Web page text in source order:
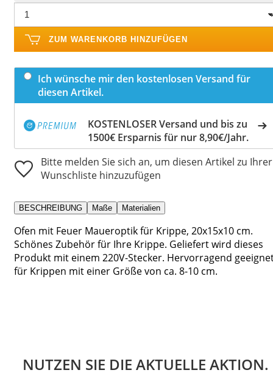
ZUM WARENKORB HINZUFÜGEN
Ich wünsche mir den kostenlosen Versand für
diesen Artikel.
KOSTENLOSER Versand und bis zu
1500€ Ersparnis für nur 8,90€/Jahr.
Bitte melden Sie sich an, um diesen Artikel zu Ihrer
Wunschliste hinzuzufügen
BESCHREIBUNG Maße Materialien
Ofen mit Feuer Maueroptik für Krippe, 20x15x10 cm.
Schönes Zubehör für Ihre Krippe. Geliefert wird dieses
Produkt mit einem 220V-Stecker. Hervorragend
für Krippen mit einer Größe von ca. 8-10 cm.
NUTZEN SIE DIE AKTUELLE AKTION.